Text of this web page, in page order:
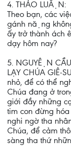
4. THẢO LUẬN:
Theo bạn, các
gánh nặng
ấy trở thành ách
dạy hôm nay?
5. NGUYỆN
LẠY CHÚA GIÊ-
nhỏ, để có thể
Chúa đang ở
giới đầy những
tim con đừng
nghi ngờ tha
Chúa, để cảm
sàng tha thứ